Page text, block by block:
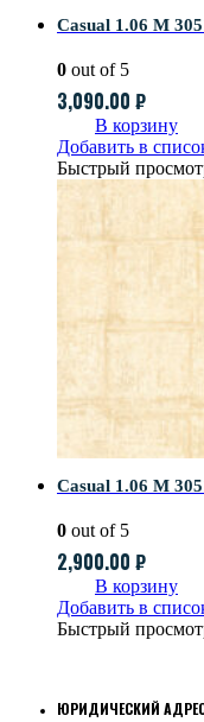
Casual 1.06 M
0 out of 5
3,090.00 ₽
В корзину
Добавить в
Быстрый
Casual 1.06 M
0 out of 5
2,900.00 ₽
В корзину
Добавить в
Быстрый
ЮРИДИЧЕСКИЙ